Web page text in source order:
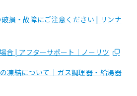
損・故障にご注意ください | リンナ
合 | アフターサポート｜ノーリツ
凍結について｜ガス調理器・給湯器